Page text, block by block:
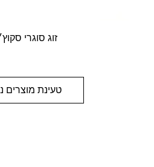
זוג סוגרי
טעינת מוצרים